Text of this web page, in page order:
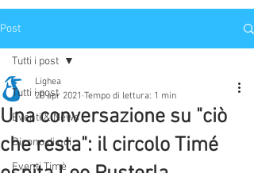
Post
Tutti i post
Eventi & News
Dicono di noi
Eventi Timè
Tutti i post
Una conversazione su "ciò
che resta": il circolo Timé
Lighea
20 apr 2021 Tempo di lettura: 1 min